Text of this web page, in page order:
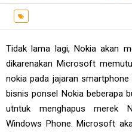
Tidak lama lagi, Nokia akan
dikarenakan Microsoft
nokia pada jajaran
bisnis ponsel Nokia beberapa
utntuk menghapus merek
Windows Phone. Microsoft